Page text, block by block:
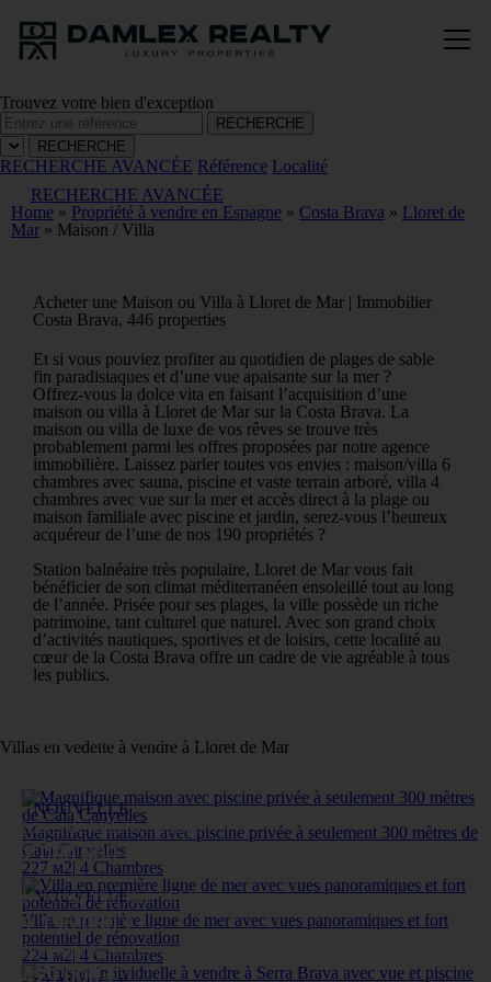
Trouvez votre bien d'exception
RECHERCHE
RECHERCHE
RECHERCHE AVANCÉE Référence Localité
RECHERCHE AVANCÉE
Home » Propriété à vendre en Espagne » Costa Brava » Lloret de
Mar » Maison / Villa
Acheter une Maison ou Villa à Lloret de Mar | Immobilier
Costa Brava, 446 properties
Et si vous pouviez profiter au quotidien de plages de sable
fin paradisiaques et d’une vue apaisante sur la mer ?
Offrez-vous la dolce vita en faisant l’acquisition d’une
maison ou villa à Lloret de Mar sur la Costa Brava. La
maison ou villa de luxe de vos rêves se trouve très
probablement parmi les offres proposées par notre agence
immobilière. Laissez parler toutes vos envies : maison/villa 6
chambres avec sauna, piscine et vaste terrain arboré, villa 4
chambres avec vue sur la mer et accès direct à la plage ou
maison familiale avec piscine et jardin, serez-vous l’heureux
acquéreur de l’une de nos 190 propriétés ?
Station balnéaire très populaire, Lloret de Mar vous fait
bénéficier de son climat méditerranéen ensoleillé tout au long
de l’année. Prisée pour ses plages, la ville possède un riche
patrimoine, tant culturel que naturel. Avec son grand choix
d’activités nautiques, sportives et de loisirs, cette localité au
cœur de la Costa Brava offre un cadre de vie agréable à tous
les publics.
Villas en vedette à vendre à Lloret de Mar
NOUVELLE
Lloret de Mar, Ref: 75355
Magnifique maison avec piscine privée à seulement 300 mètres de
Cala Canyelles
227 м2| 4 Chambres
NOUVELLE
Lloret de Mar, Ref: 75346
2 000 000 €
Villa en première ligne de mer avec vues panoramiques et fort
potentiel de rénovation
224 м2| 4 Chambres
Lloret de Mar, Ref: 75140
1 195 000 €
Lloret de Mar, Ref: 75304
429 000 €